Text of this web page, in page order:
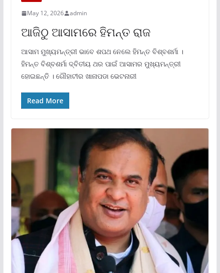
May 12, 2026 admin
ଆଜିଠୁ ଆସାମରେ ହିମନ୍ତ ରାଜ
ଆସାମ ମୁଖ୍ୟମନ୍ତ୍ରୀ ଭାବେ ଶପଥ ନେଲେ ହିମନ୍ତ ବିଶ୍ବଶର୍ମା ।
ହିମନ୍ତ ବିଶ୍ବଶର୍ମା ଦ୍ବିତୀୟ ଥର ପାଇଁ ଆସାମର ମୁଖ୍ୟମନ୍ତ୍ରୀ
ହୋଇଛନ୍ତି । ଗୌହାଟୀର ଖାନାପଡା ଭେଟନାରୀ
Read More